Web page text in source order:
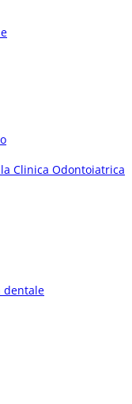
Clinica Odontoiatrica
dentale